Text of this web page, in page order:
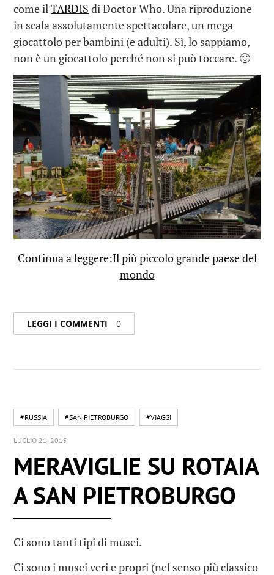
come ilTARDIS di Doctor Who. Una riproduzione
in scala assolutamente spettacolare, un mega
giocattolo per bambini (e adulti). Sì, lo sappiamo,
non è un giocattolo perché non si può toccare. 🙂
Continua a leggere:Il più piccolo grande paese del
mondo
LEGGI I COMMENTI 0
#RUSSIA #SAN PIETROBURGO #VIAGGI
LUGLIO 21, 2015
MERAVIGLIE SU ROTAIA
A SAN PIETROBURGO
Ci sono tanti tipi di musei.
Ci sono i musei veri e propri (nel senso più classico